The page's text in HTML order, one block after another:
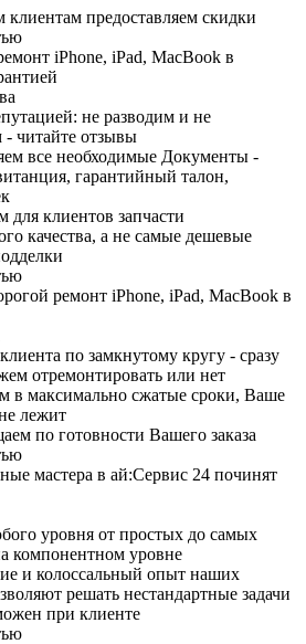
предоставляем скидки
не разводим и не
читайте отзывы
все необходимые Документы -
гарантийный талон,
для клиентов запчасти
качества, а не самые дешевые
по замкнутому кругу - сразу
отремонтировать или нет
в максимально сжатые сроки, Ваше
лежит
по готовности Вашего заказа
уровня от простых до самых
компонентном уровне
и колоссальный опыт наших
решать нестандартные задачи
при клиенте